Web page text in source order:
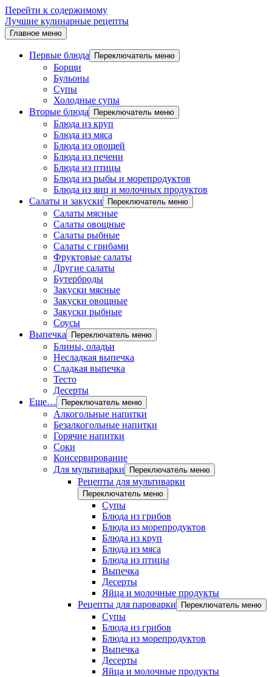
Перейти к содержимому
Лучшие кулинарные рецепты
Главное меню
Первые блюда Переключатель меню
Борщи
Бульоны
Супы
Холодные супы
Вторые блюда
Переключатель меню
Блюда из круп
Блюда из мяса
Блюда из овощей
Блюда из печени
Блюда из птицы
Блюда из рыбы и морепродуктов
Блюда из яиц и молочных продуктов
Салаты и закуски
Переключатель меню
Салаты мясные
Салаты овощные
Салаты рыбные
Салаты с грибами
Фруктовые салаты
Другие салаты
Бутерброды
Закуски мясные
Закуски овощные
Закуски рыбные
Соусы
Выпечка
Переключатель меню
Блины, оладьи
Несладкая выпечка
Сладкая выпечка
Тесто
Десерты
Еще…
Переключатель меню
Алкогольные напитки
Безалкогольные напитки
Горячие напитки
Соки
Консервирование
Для мультиварки
Переключатель меню
Рецепты для мультиварки
Переключатель меню
Супы
Блюда из грибов
Блюда из морепродуктов
Блюда из круп
Блюда из мяса
Блюда из птицы
Выпечка
Десерты
Яйца и молочные продукты
Рецепты для пароварки
Переключатель меню
Супы
Блюда из грибов
Блюда из морепродуктов
Выпечка
Десерты
Яйца и молочные продукты